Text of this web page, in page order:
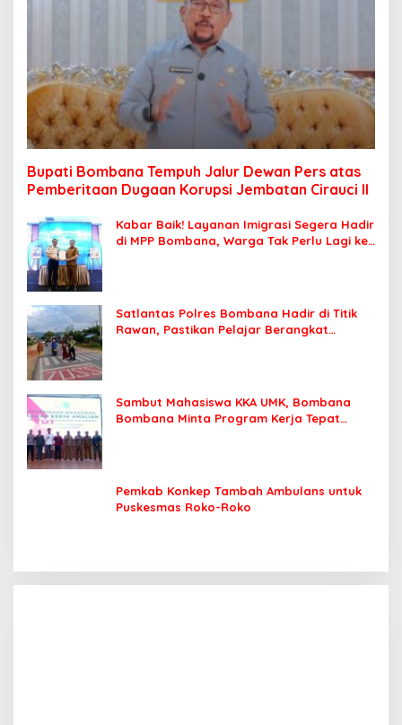
Bupati Bombana Tempuh Jalur Dewan Pers atas
Pemberitaan Dugaan Korupsi Jembatan Cirauci II
Kabar Baik! Layanan Imigrasi Segera Hadir
di MPP Bombana, Warga Tak Perlu Lagi ke
Satlantas Polres Bombana Hadir di Titik
Rawan, Pastikan Pelajar Berangkat
Sambut Mahasiswa KKA UMK, Bombana
Bombana Minta Program Kerja Tepat
Pemkab Konkep Tambah Ambulans untuk
Puskesmas Roko-Roko